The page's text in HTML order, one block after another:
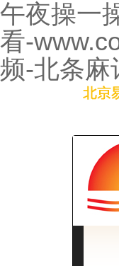
午夜操一
看-
频-北条麻